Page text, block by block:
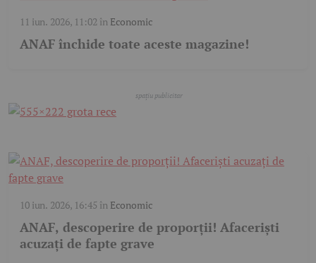
11 iun. 2026, 11:02 în Economic
ANAF închide toate aceste magazine!
10 iun. 2026, 16:45 în Economic
ANAF, descoperire de proporții! Afaceriști
acuzați de fapte grave